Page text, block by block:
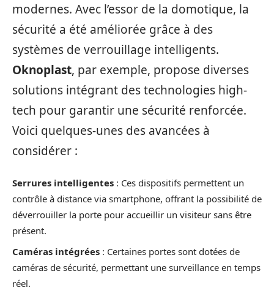
modernes. Avec l’essor de la domotique, la
sécurité a été améliorée grâce à des
systèmes de verrouillage intelligents.
Oknoplast, par exemple, propose diverses
solutions intégrant des technologies high-
tech pour garantir une sécurité renforcée.
Voici quelques-unes des avancées à
considérer :
Serrures intelligentes : Ces dispositifs permettent un
contrôle à distance via smartphone, offrant la possibilité de
déverrouiller la porte pour accueillir un visiteur sans être
présent.
Caméras intégrées : Certaines portes sont dotées de
caméras de sécurité, permettant une surveillance en temps
réel.